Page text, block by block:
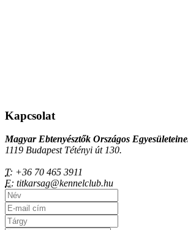
Kapcsolat
Magyar Ebtenyésztők Országos
1119 Budapest Tétényi út 130.
T: +36 70 465 3911
E: titkarsag@kennelclub.hu